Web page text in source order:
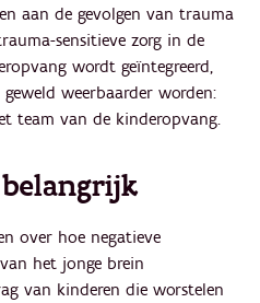
aan de gevolgen van trauma
sensitieve zorg in de
wordt geïntegreerd,
weerbaarder worden:
team van de kinderopvang.
over hoe negatieve
het jonge brein
van kinderen die worstelen